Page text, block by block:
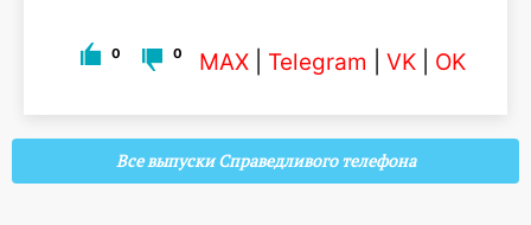
0 0 MAX Telegram VK OK
Все выпуски Справедливого телефона